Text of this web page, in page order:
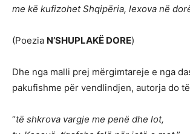
me kë kufizohet Shqipëria, lexova në
(Poezia N’SHUPLAKË DORE)
Dhe nga malli prej mërgimtareje e nga
pakufishme për vendlindjen, autorja do
“të shkrova vargje me penë dhe lot,